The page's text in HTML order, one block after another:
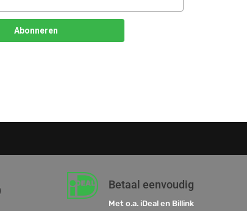
 Betaal eenvoudig
Met o.a. iDeal en Billink